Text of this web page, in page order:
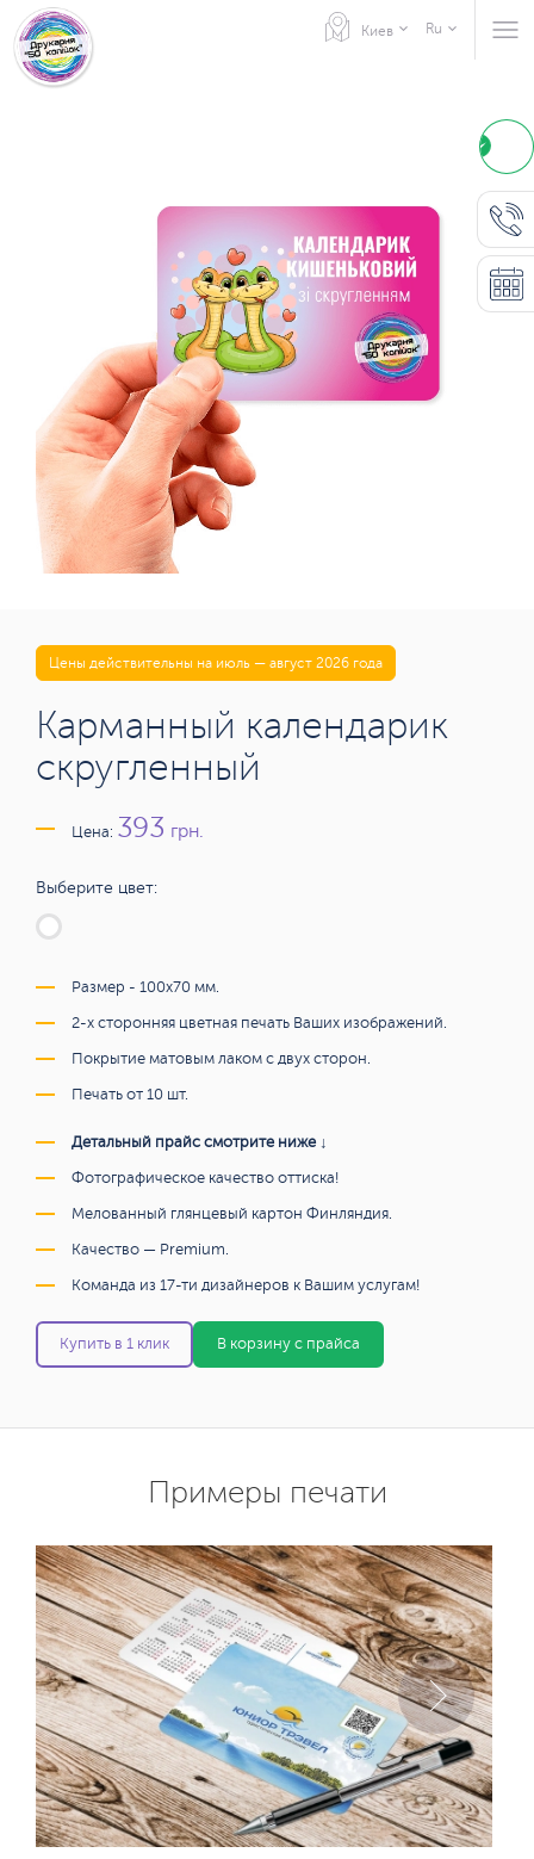
Киев Ru
Цены действительны на июль — август 2026 года
Карманный календарик
скругленный
Цена: 393 грн.
Выберите цвет:
Размер - 100х70 мм.
2-х сторонняя цветная печать Ваших изображений.
Покрытие матовым лаком с двух сторон.
Печать от 10 шт.
Детальный прайс смотрите ниже ↓
Фотографическое качество оттиска!
Мелованный глянцевый картон Финляндия.
Качество — Premium.
Команда из 17-ти дизайнеров к Вашим услугам!
Купить в 1 клик В корзину с прайса
Примеры печати